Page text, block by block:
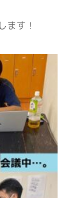
ます！